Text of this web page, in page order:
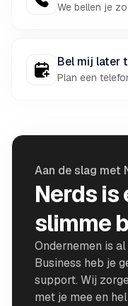
We bellen je
Bel mij later
Plan een
Aan de slag met
Nerds is
slimme
Ondernemen is
Business heb je
support. Wij
met je mee en